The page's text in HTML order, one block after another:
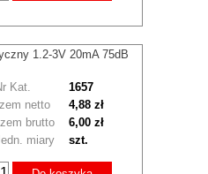
1.2-3V 20mA 75dB
Kat. 1657
brutto 6,00 zł
netto 4,88 zł
miary szt.